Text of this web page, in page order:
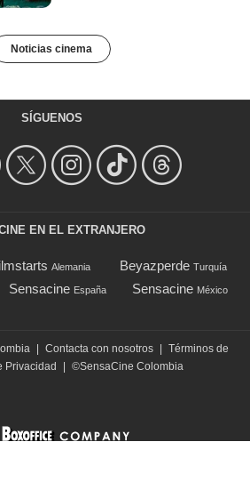
Noticias cinema
SÍGUENOS
EN EL EXTRANJERO
Alemania Beyazperde Turquía
Sensacine España Sensacine México
Contacta con nosotros
Términos de
Privacidad ©SensaCine Colombia